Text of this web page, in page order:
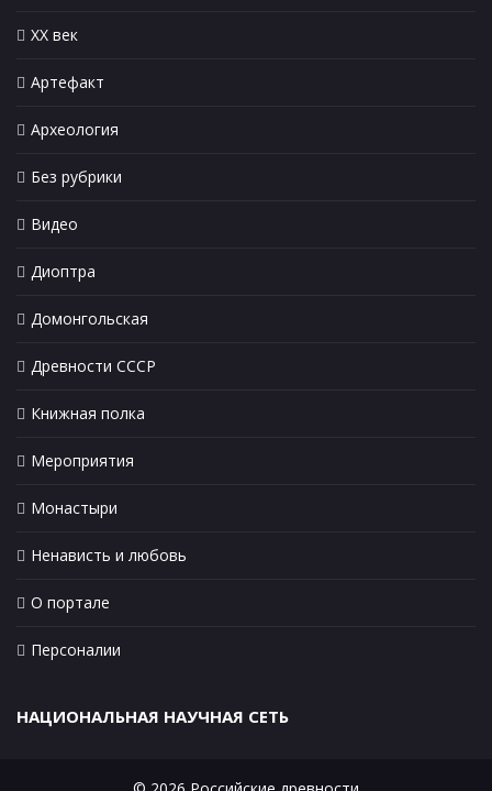
XX век
Артефакт
Археология
Без рубрики
Видео
Диоптра
Домонгольская
Древности СССР
Книжная полка
Мероприятия
Монастыри
Ненависть и любовь
О портале
Персоналии
НАЦИОНАЛЬНАЯ НАУЧНАЯ СЕТЬ